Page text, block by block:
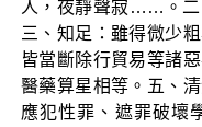
人，夜靜聲寂……。二
三、知足：雖得微少
皆當斷除行貿易等諸
醫藥算星相等。五、
應犯性罪、遮罪破壞